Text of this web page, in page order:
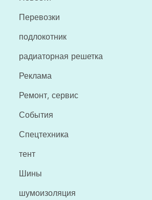
Перевозки
подлокотник
радиаторная решетка
Реклама
Ремонт, сервис
События
Спецтехника
тент
Шины
шумоизоляция